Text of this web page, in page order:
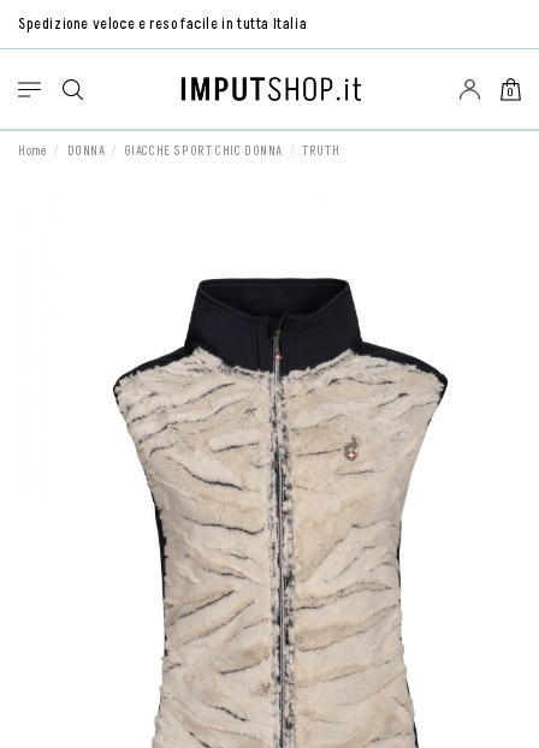
Spedizione veloce e reso facile in tutta Italia
0
Home DONNA GIACCHE SPORT CHIC DONNA TRUTH